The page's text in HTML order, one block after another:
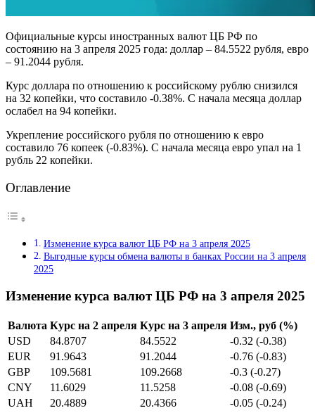
Официальные курсы иностранных валют ЦБ РФ по
состоянию на 3 апреля 2025 года: доллар – 84.5522 рубля, евро
– 91.2044 рубля.
Курс доллара по отношению к российскому рублю снизился
на 32 копейки, что составило -0.38%. С начала месяца доллар
ослабел на 94 копейки.
Укрепление российского рубля по отношению к евро
составило 76 копеек (-0.83%). С начала месяца евро упал на 1
рубль 22 копейки.
Оглавление
Изменение курса валют ЦБ РФ на 3 апреля 2025
Выгодные курсы обмена валюты в банках России на 3 апреля
2025
Изменение курса валют ЦБ РФ на 3 апреля 2025
Валюта Курс на 2 апреля Курс на 3 апреля Изм., руб (%)
USD
84.8707 84.5522
-0.32 (-0.38)
EUR
91.9643 91.2044
-0.76 (-0.83)
GBP
109.5681 109.2668
-0.3 (-0.27)
CNY
11.6029 11.5258
-0.08 (-0.69)
UAH
20.4889 20.4366 -0.05 (-0.24)